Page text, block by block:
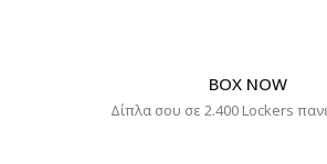
BOX NOW
Δίπλα σου σε 2.400 Lockers